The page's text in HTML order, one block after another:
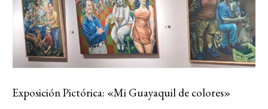
Exposición Pictórica: «Mi Guayaquil de colores»